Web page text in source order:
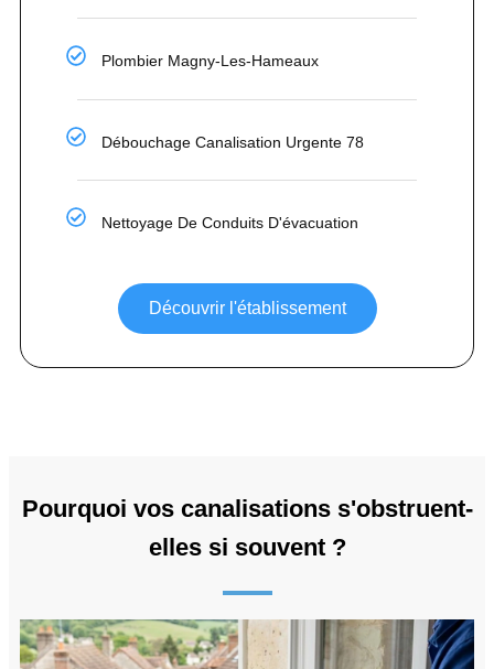
Plombier Magny-Les-Hameaux
Débouchage Canalisation Urgente 78
Nettoyage De Conduits D'évacuation
Découvrir l'établissement
Pourquoi vos canalisations s'obstruent-
elles si souvent ?